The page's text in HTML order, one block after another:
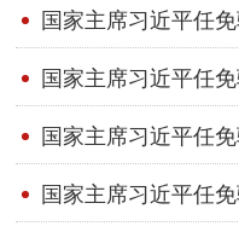
国家主席习近平任
国家主席习近平任
国家主席习近平任
国家主席习近平任